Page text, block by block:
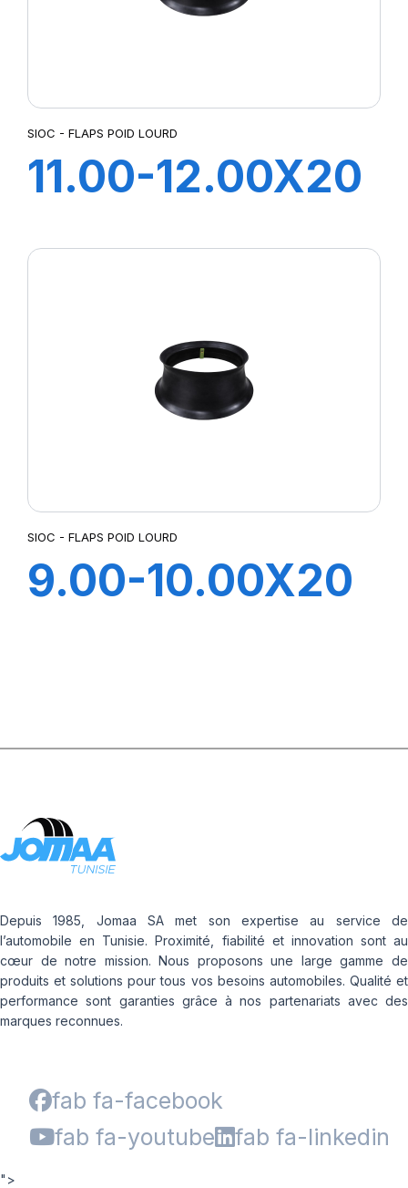
SIOC - FLAPS POID LOURD
11.00-12.00X20
SIOC - FLAPS POID LOURD
9.00-10.00X20
Depuis 1985, Jomaa SA met son expertise au service de
l’automobile en Tunisie. Proximité, fiabilité et innovation sont au
cœur de notre mission. Nous proposons une large gamme de
produits et solutions pour tous vos besoins automobiles. Qualité et
performance sont garanties grâce à nos partenariats avec des
marques reconnues.
fab fa-facebook
fab fa-youtube
fab fa-linkedin
">